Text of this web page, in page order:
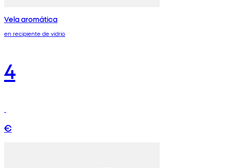
Vela aromática
en recipiente de vidrio
4
€